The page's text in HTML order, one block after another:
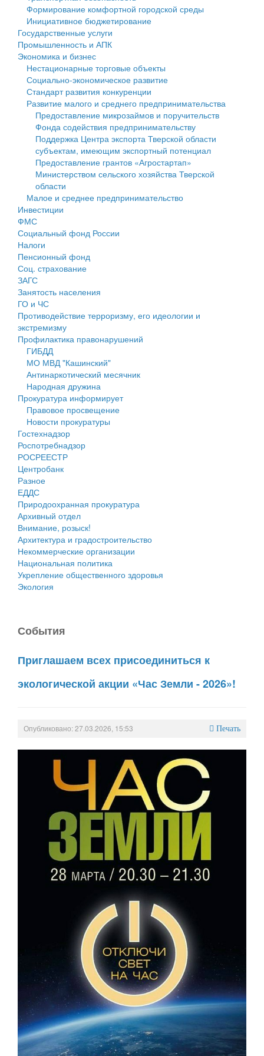
Государственные услуги
Промышленность и АПК
Экономика и бизнес
Символика
Устав
Гостям округа
Туризм
Культура
Образование
Здравоохранение
Социальная защита
Фотоальбом
муниципального округа Тверской области
Администрация Кашинского муниципального округа
Тверской области
Управление сельскими территориями
Открытые данные
Работа с обращениями граждан
Муниципальный контроль
Муниципальные услуги
Проекты административных регламентов
Антимонопольный комплаенс
Противодействие коррупции
Финансовое управление
Бюджет для граждан
Имущество
Выявление правообладателей ранее учтенных
объектов недвижимости
Имущественная поддержка субъектов малого и
среднего предпринимательства
Информационная поддержка субъектов малого и
среднего предпринимательства
Муниципальные программы
Контрольно-счетная палата
Персональные данные
Оценка регулирующего воздействия
Деятельность МУ
Нормативы градостроительного проектирования
Правила землепользования и застройки
Генеральные планы
Проекты планировки территории
Собрание депутатов
Городское поселение
Сельские поселения
Формирование комфортной городской среды
Инициативное бюджетирование
Государственные услуги
Промышленность и АПК
Экономика и бизнес
Нестационарные торговые объекты
Социально-экономическое развитие
Стандарт развития конкуренции
Развитие малого и среднего предпринимательства
Предоставление микрозаймов и поручительств
Фонда содействия предпринимательству
Поддержка Центра экспорта Тверской области
субъектам, имеющим экспортный потенциал
Предоставление грантов «Агростартап»
Министерством сельского хозяйства Тверской
области
Малое и среднее предпринимательство
Инвестиции
ФМС
Социальный фонд России
Налоги
Пенсионный фонд
Соц. страхование
ЗАГС
Занятость населения
ГО и ЧС
Противодействие терроризму, его идеологии и
экстремизму
Профилактика правонарушений
ГИБДД
МО МВД "Кашинский"
Антинаркотический месячник
Народная дружина
Прокуратура информирует
Правовое просвещение
Новости прокуратуры
Гостехнадзор
Роспотребнадзор
РОСРЕЕСТР
Центробанк
Разное
ЕДДС
Природоохранная прокуратура
Архивный отдел
Внимание, розыск!
Архитектура и градостроительство
Некоммерческие организации
Национальная политика
Укрепление общественного здоровья
Экология
События
Приглашаем всех присоединиться к
экологической акции «Час Земли - 2026»!
Опубликовано: 27.03.2026, 15:53 Печать